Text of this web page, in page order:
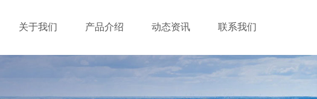
关于我们 产品介绍 动态资讯 联系我们